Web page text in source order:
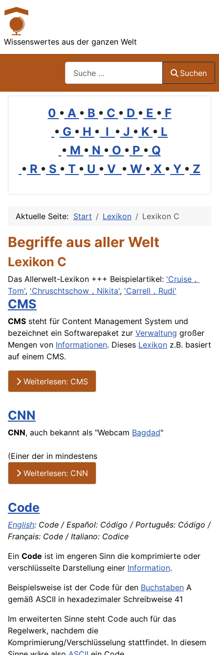
Wissenswertes aus der ganzen Welt
Suchen
0 • A • B • C • D • E • F
• G • H • I • J • K • L
• M • N • O • P • Q
• R • S • T • U • V • W • X • Y • Z
Aktuelle Seite: Start Lexikon Lexikon C
Begriffe aus aller Welt
Lexikon C
Das Allerwelt-Lexikon +++ Beispielartikel: 'Cruise，
Tom', 'Chruschtschow，Nikita', 'Carrell，Rudi'
CMS
CMS steht für Content Management System und
bezeichnet ein Softwarepaket zur Verwaltung großer
Mengen von Informationen. Dieses Lexikon z.B. basiert
auf einem CMS.
Weiterlesen: CMS
CNN
CNN, auch bekannt als "Webcam Bagdad"
(Einer der in mindestens
Weiterlesen: CNN
Code
English: Code / Español: Código / Português: Código /
Français: Code / Italiano: Codice
Ein Code ist im engeren Sinn die komprimierte oder
verschlüsselte Darstellung einer Information.
Beispielsweise ist der Code für den Buchstaben A
gemäß ASCII in hexadezimaler Schreibweise 41
Im erweiterten Sinne steht Code auch für das
Regelwerk, nachdem die
Komprimierung/Verschlüsselung stattfindet. In diesem